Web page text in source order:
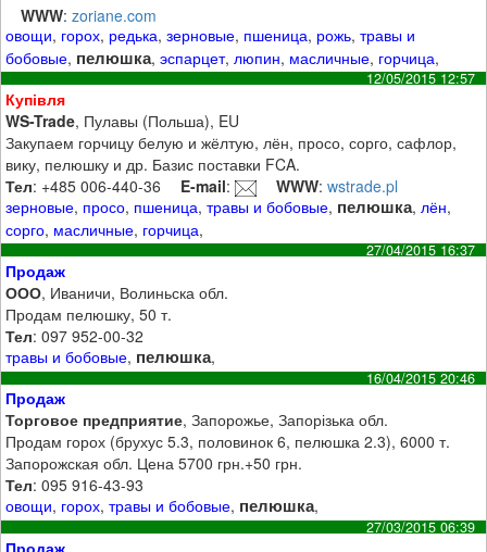
WWW:zoriane.com
овощи, горох, редька,зерновые, пшеница, рожь,травы и
бобовые, пелюшка,эспарцет, люпин, масличные, горчица,
12/05/2015 12:57
Купівля
WS-Trade, Пулавы (Польша), EU
Закупаем горчицу белую и жёлтую, лён, просо, сорго, сафлор,
вику, пелюшку и др. Базис поставки FCA.
Тел: +485 006-440-36 E-mail: WWW:wstrade.pl
зерновые, просо, пшеница,травы и бобовые, пелюшка,лён,
сорго, масличные, горчица,
27/04/2015 16:37
Продаж
ООО, Иваничи, Волиньска обл.
Продам пелюшку, 50 т.
Тел: 097 952-00-32
травы и бобовые, пелюшка,
16/04/2015 20:46
Продаж
Торговое предприятие, Запорожье, Запорізька обл.
Продам горох (брухус 5.3, половинок 6, пелюшка 2.3), 6000 т.
Запорожская обл. Цена 5700 грн.+50 грн.
Тел: 095 916-43-93
овощи, горох,травы и бобовые, пелюшка,
27/03/2015 06:39
Продаж